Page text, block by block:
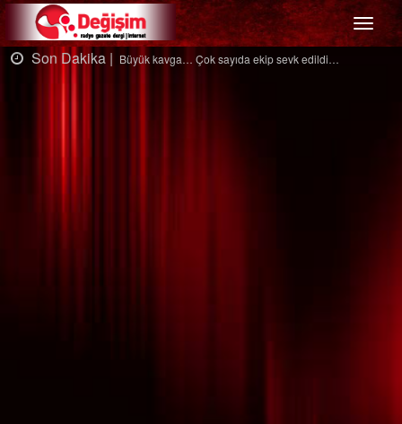
Menü
sayıda ekip sevk edildi… Son Dakika |Ağaçtan düştü…